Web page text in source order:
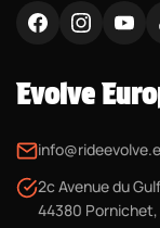
Evolve
2c Avenue du
44380